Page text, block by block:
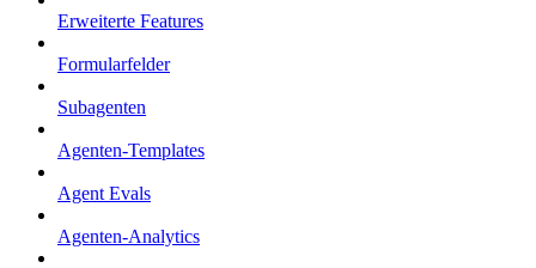
Erweiterte Features
Formularfelder
Subagenten
Agenten-Templates
Agent Evals
Agenten-Analytics